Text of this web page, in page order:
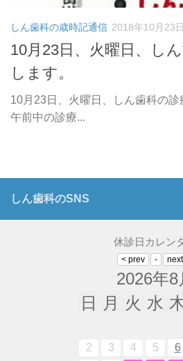
しん歯科の歳時記通信 2018年10月23日
10月23日、火曜日、し
します。
10月23日、火曜日、しん歯科の
午前中の診療...
しん歯科のSNS
休診日カレン
2026年8
日
月 火 水
2
3 4 5 6